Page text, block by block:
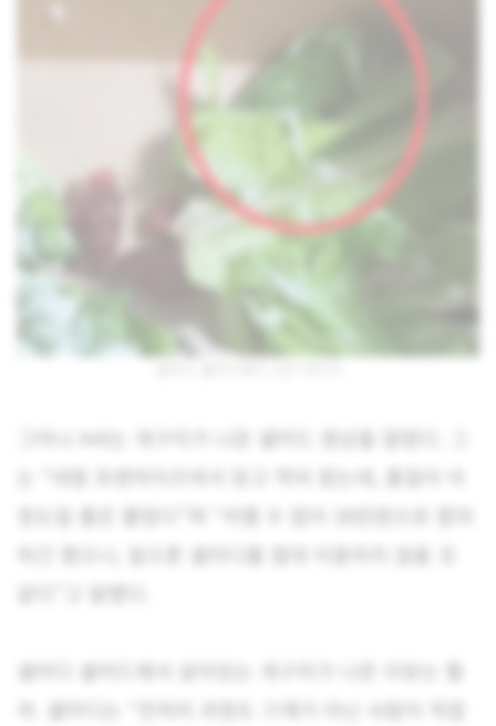
그러나 A씨는 개구리가 나온 샐러드 영상을 알렸다. 그
정도일 줄은 몰랐다”며 “어쩔 수 없이 30만원으로 합의
하긴 했으나, 앞으론 샐러디를 절대 이용하지 않을 것
샐러디 샐러드에서 살아있는 개구리가 나온 이유는 뭘
까. 샐러디는 “전처리 과정도 기계가 아닌 사람이 직접